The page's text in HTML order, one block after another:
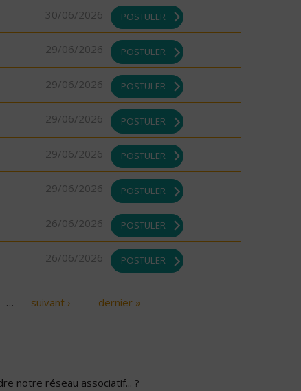
30/06/2026 POSTULER
29/06/2026 POSTULER
29/06/2026 POSTULER
29/06/2026 POSTULER
29/06/2026 POSTULER
29/06/2026 POSTULER
26/06/2026 POSTULER
26/06/2026 POSTULER
… suivant › dernier »
notre réseau associatif... ?